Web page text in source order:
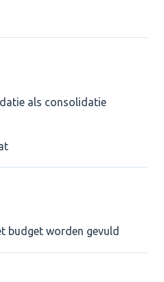
als consolidatie
budget worden gevuld